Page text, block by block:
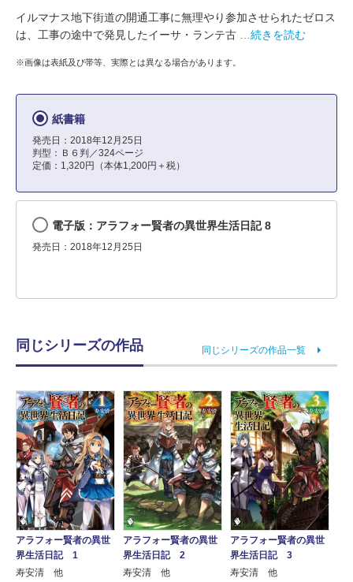
イルマナス地下街道の開通工事に無理やり参加させられたゼロス
は、工事の途中で発見したイーサ・ランテ古
…続きを読む
※画像は表紙及び帯等、実際とは異なる場合があります。
紙書籍
発売日：2018年12月25日
判型：Ｂ６判／324ページ
定価：1,320円（本体1,200円＋税）
電子版：アラフォー賢者の異世界生活日記 8
発売日：2018年12月25日
同じシリーズの作品 同じシリーズの作品一覧
アラフォー賢者の異世
界生活日記 1
寿安清 他
アラフォー賢者の異世
界生活日記 2
寿安清 他
アラフォー賢者の異世
界生活日記 3
寿安清 他